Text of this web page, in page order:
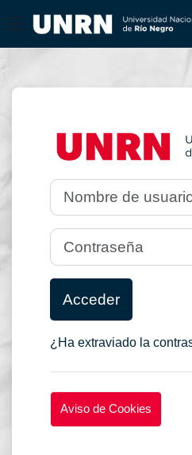
Nombre de usuario
Contraseña
Acceder
¿Ha extraviado la
Aviso de Cookies